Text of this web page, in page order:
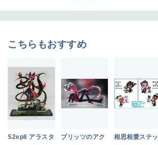
こちらもおすすめ
S2ep8 アラスタ
ブリッツのアク
相思相愛ステッ